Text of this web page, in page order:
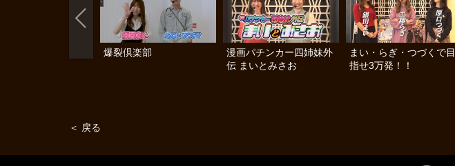
爆裂倶楽部
漫画パチンカー四姉妹外
伝 まいとみさお
まい・らぎ・つづくで目
指せ3万発！！
＜ 戻る